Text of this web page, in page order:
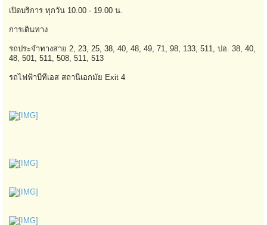
เปิดบริการ ทุกวัน 10.00 - 19.00 น.
การเดินทาง
รถประจำทางสาย 2, 23, 25, 38, 40, 48, 49, 71, 98, 133, 511, ปอ. 38, 40,
48, 501, 511, 508, 511, 513
รถไฟฟ้าบีทีเอส สถานีเอกมัย Exit 4